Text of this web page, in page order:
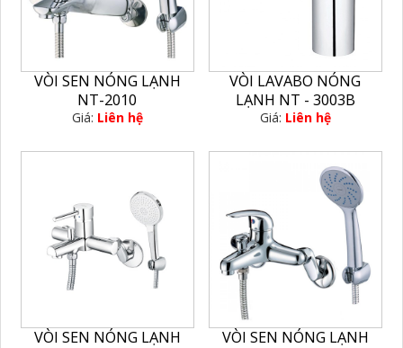
VÒI SEN NÓNG LẠNH
NT-2010
Giá: Liên hệ
VÒI LAVABO NÓNG
LẠNH NT - 3003B
Giá: Liên hệ
VÒI SEN NÓNG LẠNH
VÒI SEN NÓNG LẠNH